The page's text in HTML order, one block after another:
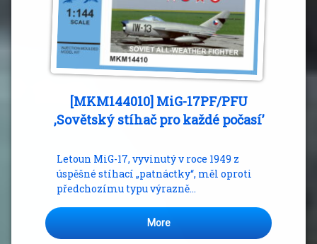
[MKM144010] MiG-17PF/PFU
,Sovětský stíhač pro každé počasí’
Letoun MiG-17, vyvinutý v roce 1949 z
úspěšné stíhací „patnáctky“, měl oproti
předchozímu typu výrazně…
More